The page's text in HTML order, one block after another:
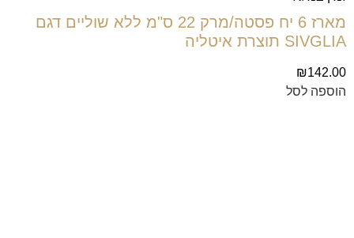
מארז 6 יח פסטה/מרק 22 ס"מ ללא שוליים דגם
SIVGLIA תוצרת איטליה
₪142.00
הוספה לסל